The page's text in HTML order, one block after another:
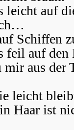
leicht auf
Schiffen
feil auf
aus der
leicht
Haar ist